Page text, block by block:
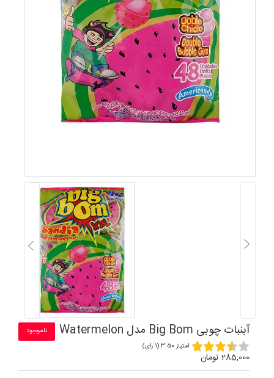
آبنبات چوبی Big Bom مدل Sandia Watermelon ناموجود
امتیاز 3.50 (1 رای)
285,000 تومان